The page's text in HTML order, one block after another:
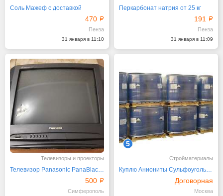
Соль Мажеф с доставкой
470
Пенза
31 января в 11:10
Перкарбонат натрия от 25 кг
191
Пенза
31 января в 11:09
Телевизоры и проекторы
Телевизор Panasonic PanaBlack TC-21x2
500
Симферополь
5
Стройматериалы
Куплю Аниониты Сульфоуголь Силикагель Флокулянты
Договорная
Москва